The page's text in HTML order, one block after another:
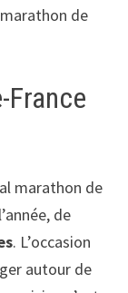
de
France
marathon de
de
. L’occasion
autour de